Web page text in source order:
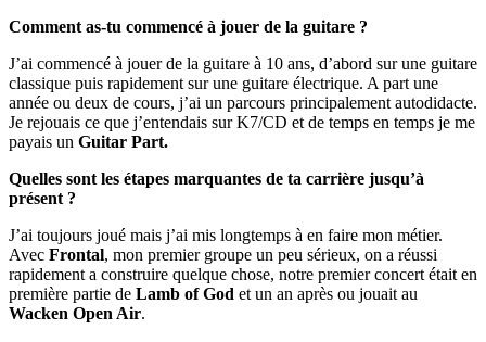
Comment as-tu commencé à jouer de la guitare ?
J’ai commencé à jouer de la guitare à 10 ans, d’abord sur une guitare
classique puis rapidement sur une guitare électrique. A part une
année ou deux de cours, j’ai un parcours principalement autodidacte.
Je rejouais ce que j’entendais sur K7/CD et de temps en temps je me
payais un Guitar Part.
Quelles sont les étapes marquantes de ta carrière jusqu’à
présent ?
J’ai toujours joué mais j’ai mis longtemps à en faire mon métier.
Avec Frontal, mon premier groupe un peu sérieux, on a réussi
rapidement a construire quelque chose, notre premier concert était en
première partie de Lamb of God et un an après ou jouait au
Wacken Open Air.